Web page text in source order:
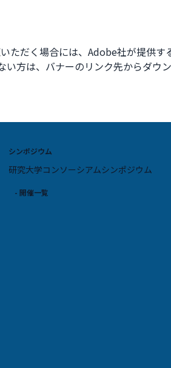
ただく場合には、Adobe社が提供す
方は、バナーのリンク先からダウ
シンポジウム
研究大学コンソーシアムシンポジウム
- 開催一覧